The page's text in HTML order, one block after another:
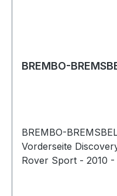
BREMBO-
BREMBO-
Vorderseite Discovery 4 Discovery 5 Range
Rover Sport - 2010